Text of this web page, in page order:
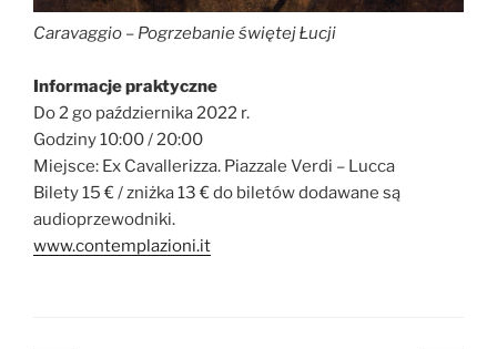
Caravaggio – Pogrzebanie świętej Łucji
Informacje praktyczne
Do 2 go października 2022 r.
Godziny 10:00 / 20:00
Miejsce: Ex Cavallerizza. Piazzale Verdi – Lucca
Bilety 15 € / zniżka 13 € do biletów dodawane są
audioprzewodniki.
www.contemplazioni.it